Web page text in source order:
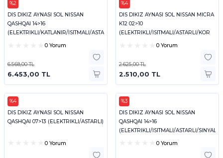
%2
ART
DIS DIKIZ AYNASI SOL NISSAN
QASHQAI 14>16
(ELEKTRIKLI/KATLANIR/ISITMALI/ASTARLI/SINYALLI)
0 Yorum
6.568,00 TL
6.453,00 TL
%4
ART
DIS DIKIZ AYNASI SOL NISSAN MICRA
K12 02>10
(ELEKTRIKLI/ISITMALI/ASTARLI/KOR
0 Yorum
2.625,00 TL
2.510,00 TL
%4
ART
DIS DIKIZ AYNASI SOL NISSAN
QASHQAI 07>13 (ELEKTRIKLI/ASTARLI)
0 Yorum
%3
ART
DIS DIKIZ AYNASI SOL NISSAN
QASHQAI 14>16
(ELEKTRIKLI/ISITMALI/ASTARLI/SINYALLI)
0 Yorum